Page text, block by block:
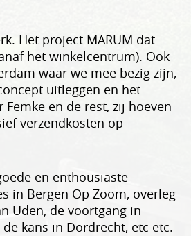
Het project MARUM dat
het winkelcentrum). Ook
waar we mee bezig zijn,
uitleggen en het
en de rest, zij hoeven
verzendkosten op
en enthousiaste
in Bergen Op Zoom, overleg
Uden, de voortgang in
kans in Dordrecht, etc etc.